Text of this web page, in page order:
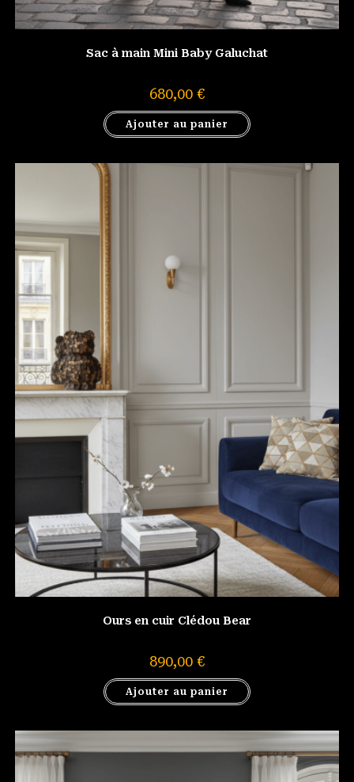
Sac à main Mini Baby Galuchat
680,00 €
Ajouter au panier
Ours en cuir Clédou Bear
890,00 €
Ajouter au panier